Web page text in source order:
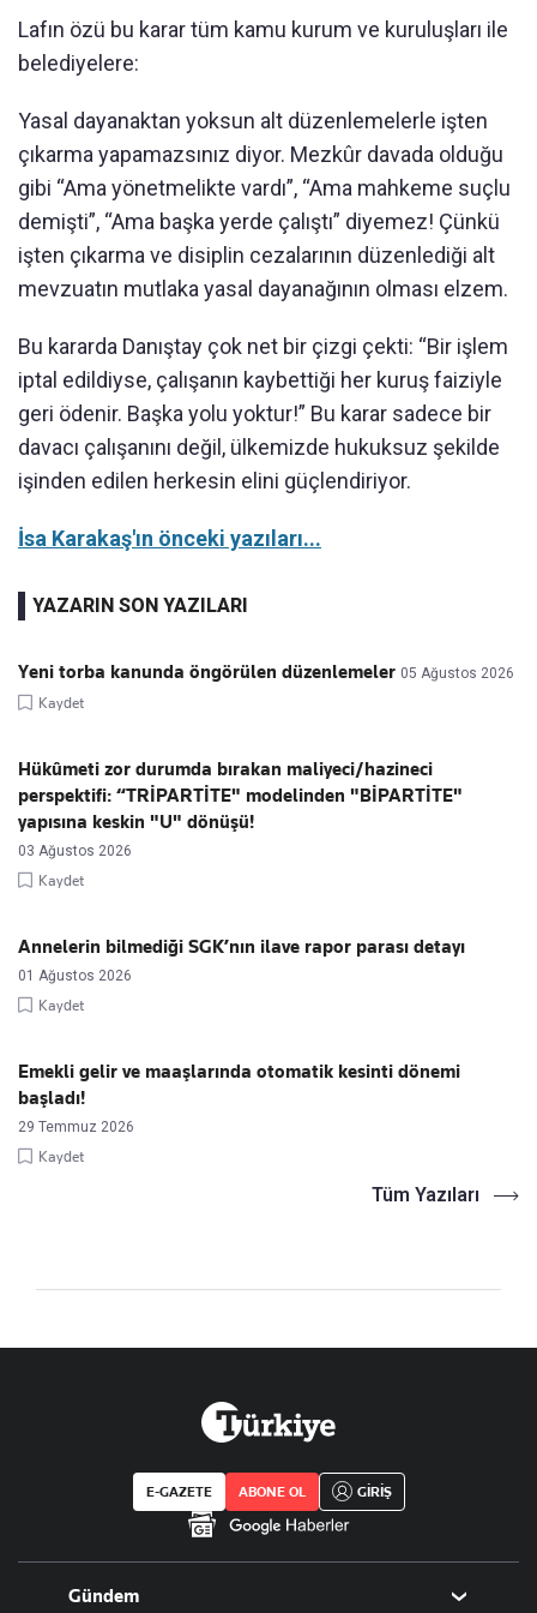
Lafın özü bu karar tüm kamu kurum ve kuruluşları ile
belediyelere:
Yasal dayanaktan yoksun alt düzenlemelerle işten
çıkarma yapamazsınız diyor. Mezkûr davada olduğu
gibi “Ama yönetmelikte vardı”, “Ama mahkeme suçlu
demişti”, “Ama başka yerde çalıştı” diyemez! Çünkü
işten çıkarma ve disiplin cezalarının düzenlediği alt
mevzuatın mutlaka yasal dayanağının olması elzem.
Bu kararda Danıştay çok net bir çizgi çekti: “Bir işlem
iptal edildiyse, çalışanın kaybettiği her kuruş faiziyle
geri ödenir. Başka yolu yoktur!” Bu karar sadece bir
davacı çalışanını değil, ülkemizde hukuksuz şekilde
işinden edilen herkesin elini güçlendiriyor.
İsa Karakaş'ın önceki yazıları...
YAZARIN SON YAZILARI
Yeni torba kanunda öngörülen düzenlemeler 05 Ağustos 2026
Kaydet
Hükûmeti zor durumda bırakan maliyeci/hazineci
perspektifi: “TRİPARTİTE" modelinden "BİPARTİTE"
yapısına keskin "U" dönüşü!
03 Ağustos 2026
Kaydet
Annelerin bilmediği SGK’nın ilave rapor parası detayı
01 Ağustos 2026
Kaydet
Emekli gelir ve maaşlarında otomatik kesinti dönemi
başladı!
29 Temmuz 2026
Kaydet
Tüm Yazıları
E-GAZETE ABONE OL GİRİŞ
Gündem